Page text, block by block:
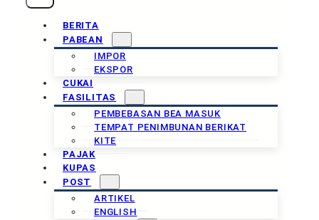
BERITA
PABEAN
IMPOR
EKSPOR
CUKAI
FASILITAS
PEMBEBASAN BEA MASUK
TEMPAT PENIMBUNAN BERIKAT
KITE
PAJAK
KUPAS
POST
ARTIKEL
ENGLISH